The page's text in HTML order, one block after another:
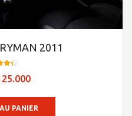
2011
PANIER